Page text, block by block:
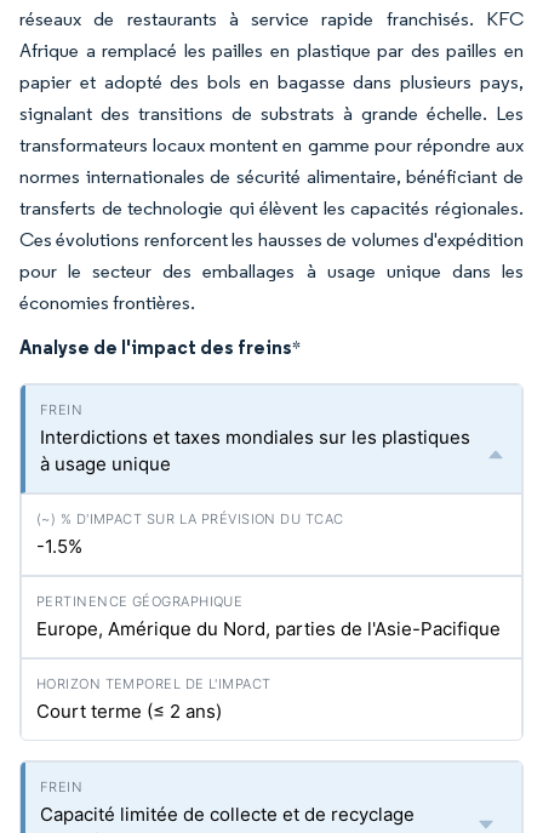
réseaux de restaurants à service rapide franchisés. KFC
Afrique a remplacé les pailles en plastique par des pailles en
papier et adopté des bols en bagasse dans plusieurs pays,
signalant des transitions de substrats à grande échelle. Les
transformateurs locaux montent en gamme pour répondre aux
normes internationales de sécurité alimentaire, bénéficiant de
transferts de technologie qui élèvent les capacités régionales.
Ces évolutions renforcent les hausses de volumes d'expédition
pour le secteur des emballages à usage unique dans les
économies frontières.
Analyse de l'impact des freins*
Interdictions et taxes mondiales sur les plastiques
à usage unique
-1.5%
Europe, Amérique du Nord, parties de l'Asie-Pacifique
Court terme (≤ 2 ans)
Capacité limitée de collecte et de recyclage